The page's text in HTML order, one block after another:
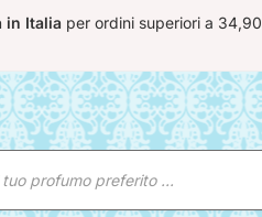
in Italia per ordini superiori a